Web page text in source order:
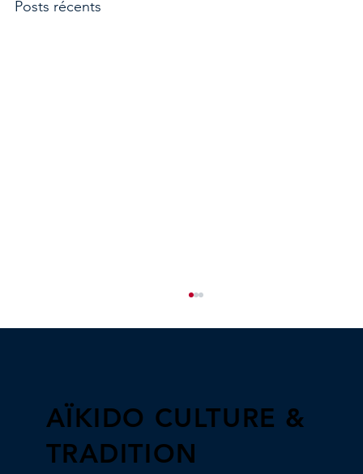
Posts récents
AÏKIDO CULTURE &
TRADITION